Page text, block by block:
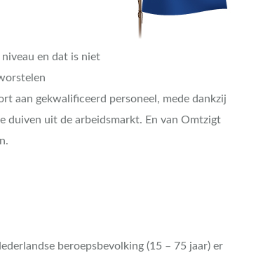
en dat is niet
aan gekwalificeerd personeel, mede dankzij
duiven uit de arbeidsmarkt. En van Omtzigt
beroepsbevolking (15 – 75 jaar) er